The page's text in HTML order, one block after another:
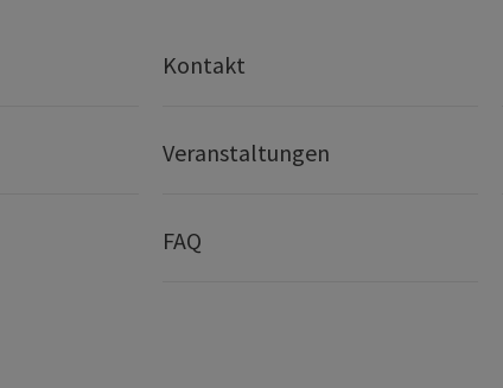
Kontakt
Veranstaltungen
FAQ